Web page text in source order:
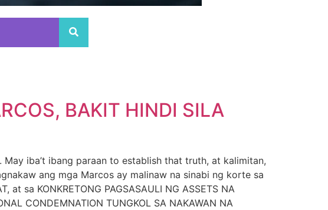
BAKIT HINDI SILA
iba’t ibang paraan to establish that truth, at kalimitan,
ang mga Marcos ay malinaw na sinabi ng korte sa
at sa KONKRETONG PAGSASAULI NG ASSETS NA
CONDEMNATION TUNGKOL SA NAKAWAN NA